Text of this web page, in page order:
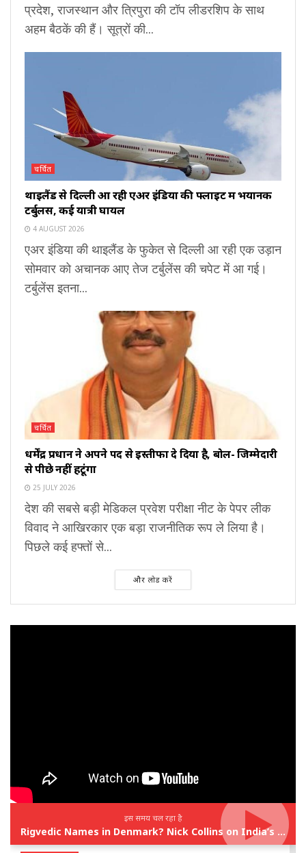
प्रदेश, राजस्थान और त्रिपुरा की टॉप लीडरशिप के साथ
अहम बैठकें की हैं। सूत्रों की...
चर्चित
थाइलैंड से दिल्ली आ रही एअर इंडिया की फ्लाइट में भयानक
टर्बुलेंस, कई यात्री घायल
4 AUGUST 2026
एअर इंडिया की थाइलैंड के फुकेत से दिल्ली आ रही एक उड़ान
सोमवार को अचानक आए तेज टर्बुलेंस की चपेट में आ गई।
टर्बुलेंस इतना...
चर्चित
धर्मेंद्र प्रधान ने अपने पद से इस्तीफा दे दिया है, बोलें- जिम्मेदारी
से पीछे नहीं हटूंगा
25 JULY 2026
देश की सबसे बड़ी मेडिकल प्रवेश परीक्षा नीट के पेपर लीक
विवाद ने आखिरकार एक बड़ा राजनीतिक रूप ले लिया है।
पिछले कई हफ्तों से...
और लोड करें
इस समय चल रहा है
Rigvedic Names in Denmark? Nick Collins on India’s Forgotten Links With Europe